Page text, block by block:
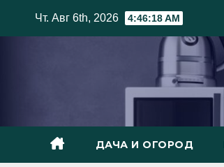
Чт. Авг 6th, 2026 4:46:19 AM
ДАЧА И ОГОРОД